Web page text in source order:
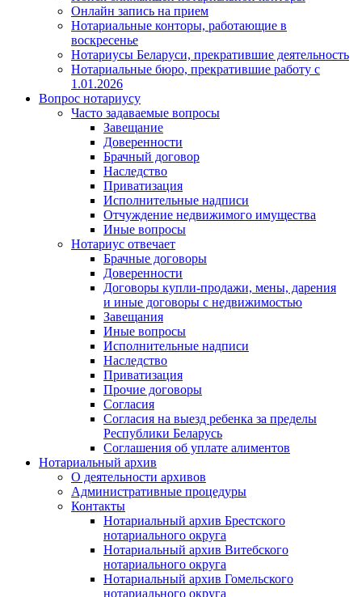
Онлайн запись на прием
Нотариальные конторы, работающие в
воскресенье
Нотариусы Беларуси, прекратившие деятельность
Нотариальные бюро, прекратившие работу с
1.01.2026
Вопрос нотариусу
Часто задаваемые вопросы
Завещание
Доверенности
Брачный договор
Наследство
Приватизация
Исполнительные надписи
Отчуждение недвижимого имущества
Иные вопросы
Нотариус отвечает
Брачные договоры
Доверенности
Договоры купли-продажи, мены, дарения
и иные договоры с недвижимостью
Завещания
Иные вопросы
Исполнительные надписи
Наследство
Приватизация
Прочие договоры
Согласия
Согласия на выезд ребенка за пределы
Республики Беларусь
Соглашения об уплате алиментов
Нотариальный архив
О деятельности архивов
Административные процедуры
Контакты
Нотариальный архив Брестского
нотариального округа
Нотариальный архив Витебского
нотариального округа
Нотариальный архив Гомельского
нотариального округа